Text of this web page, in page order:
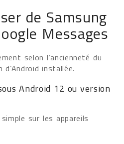
de Samsung
Messages
selon l’ancienneté du
installée.
Android 12 ou version
sur les appareils